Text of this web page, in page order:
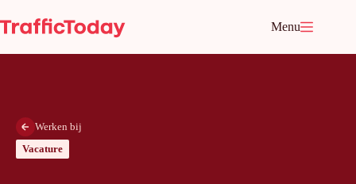
naar
de
Menu
Werken bij
Vacature